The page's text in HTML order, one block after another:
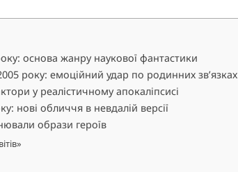
основа жанру наукової фантастики
року: емоційний удар по родинних зв’язках
у реалістичному апокаліпсисі
нові обличчя в невдалій версії
образи героїв